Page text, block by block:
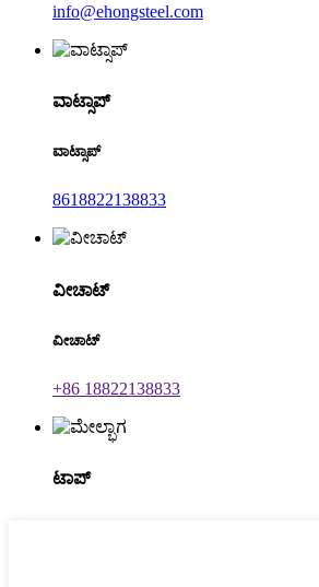
info@ehongsteel.com
ವಾಟ್ಸಾಪ್
ವಾಟ್ಸಾಪ್
8618822138833
ವೀಚಾಟ್
ವೀಚಾಟ್
+86 18822138833
ಟಾಪ್